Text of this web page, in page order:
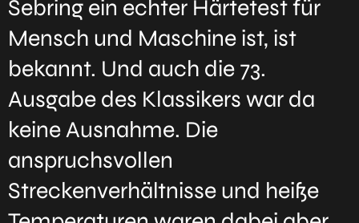
Sebring ein echter Härtetest für
Mensch und Maschine ist, ist
bekannt. Und auch die 73.
Ausgabe des Klassikers war da
keine Ausnahme. Die
anspruchsvollen
Streckenverhältnisse und heiße